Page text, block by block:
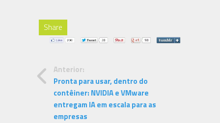
Share
Anterior:
Pronta para usar, dentro do
contêiner: NVIDIA e VMware
entregam IA em escala para as
empresas